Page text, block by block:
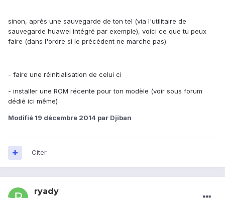
sinon, après une sauvegarde de ton tel (via l'utilitaire de
sauvegarde huawei intégré par exemple), voici ce que tu peux
faire (dans l'ordre si le précédent ne marche pas):
- faire une réinitialisation de celui ci
- installer une ROM récente pour ton modèle (voir sous forum
dédié ici même)
Modifié 19 décembre 2014 par Djiban
Citer
ryady